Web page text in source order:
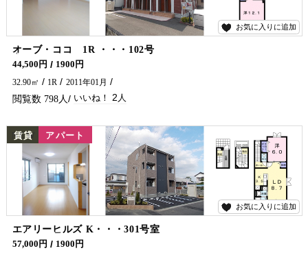
お気に入りに追加
オーブ・ココ 1R ・・・102号
延岡インター近く！ アパートをお探しでしたら是非五ヶ瀬不動産へお問合せください🏠✨
44,500円
1900円
32.90㎡
1R 2011年01月
798 2
お気に入りに追加
賃貸
NEW アパート
エアリーヒルズ K・・・301号室
3階角部屋です！ 延岡市でアパート・マンションをお探しでしたら五ヶ瀬不動産へお問合せください♪
57,000円
1900円